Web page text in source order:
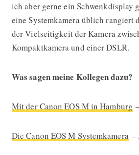
ich aber gerne ein Schwenkdisplay
eine Systemkamera üblich rangiert
der Vielseitigkeit der Kamera
Kompaktkamera und einer DSLR.
Was sagen meine Kollegen dazu?
Mit der Canon EOS M in Hamburg
Die Canon EOS M Systemkamera–